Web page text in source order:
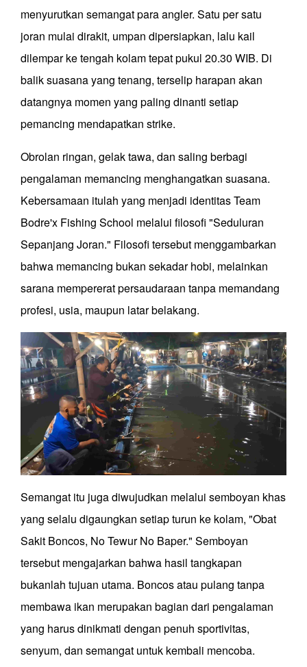
menyurutkan semangat para angler. Satu per satu
joran mulai dirakit, umpan dipersiapkan, lalu kail
dilempar ke tengah kolam tepat pukul 20.30 WIB. Di
balik suasana yang tenang, terselip harapan akan
datangnya momen yang paling dinanti setiap
pemancing mendapatkan strike.
Obrolan ringan, gelak tawa, dan saling berbagi
pengalaman memancing menghangatkan suasana.
Kebersamaan itulah yang menjadi identitas Team
Bodre'x Fishing School melalui filosofi "Seduluran
Sepanjang Joran." Filosofi tersebut menggambarkan
bahwa memancing bukan sekadar hobi, melainkan
sarana mempererat persaudaraan tanpa memandang
profesi, usia, maupun latar belakang.
Semangat itu juga diwujudkan melalui semboyan khas
yang selalu digaungkan setiap turun ke kolam, "Obat
Sakit Boncos, No Tewur No Baper." Semboyan
tersebut mengajarkan bahwa hasil tangkapan
bukanlah tujuan utama. Boncos atau pulang tanpa
membawa ikan merupakan bagian dari pengalaman
yang harus dinikmati dengan penuh sportivitas,
senyum, dan semangat untuk kembali mencoba.